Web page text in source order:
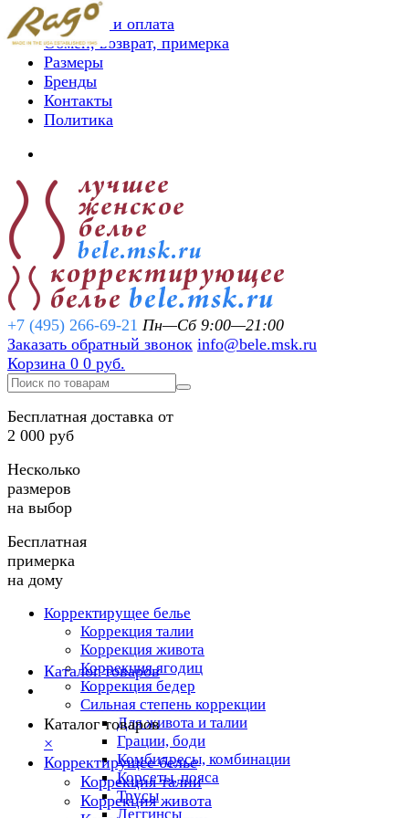
Доставка и оплата
Обмен, возврат, примерка
Размеры
Бренды
Контакты
Политика
+7 (495) 266-69-21 Пн—Сб 9:00—21:00
Заказать обратный звонок info@bele.msk.ru
Корзина 0 0 руб.
Бесплатная доставка от
2 000 руб
Несколько
размеров
на выбор
Бесплатная
примерка
на дому
Корректирущее белье
Коррекция талии
Коррекция живота
Коррекция ягодиц
Коррекция бедер
Сильная степень коррекции
Для живота и талии
Грации, боди
Комбидресы, комбинации
Корсеты, пояса
Трусы
Леггинсы
Каталог товаров
Каталог товаров
×
Корректирущее белье
Коррекция талии
Коррекция живота